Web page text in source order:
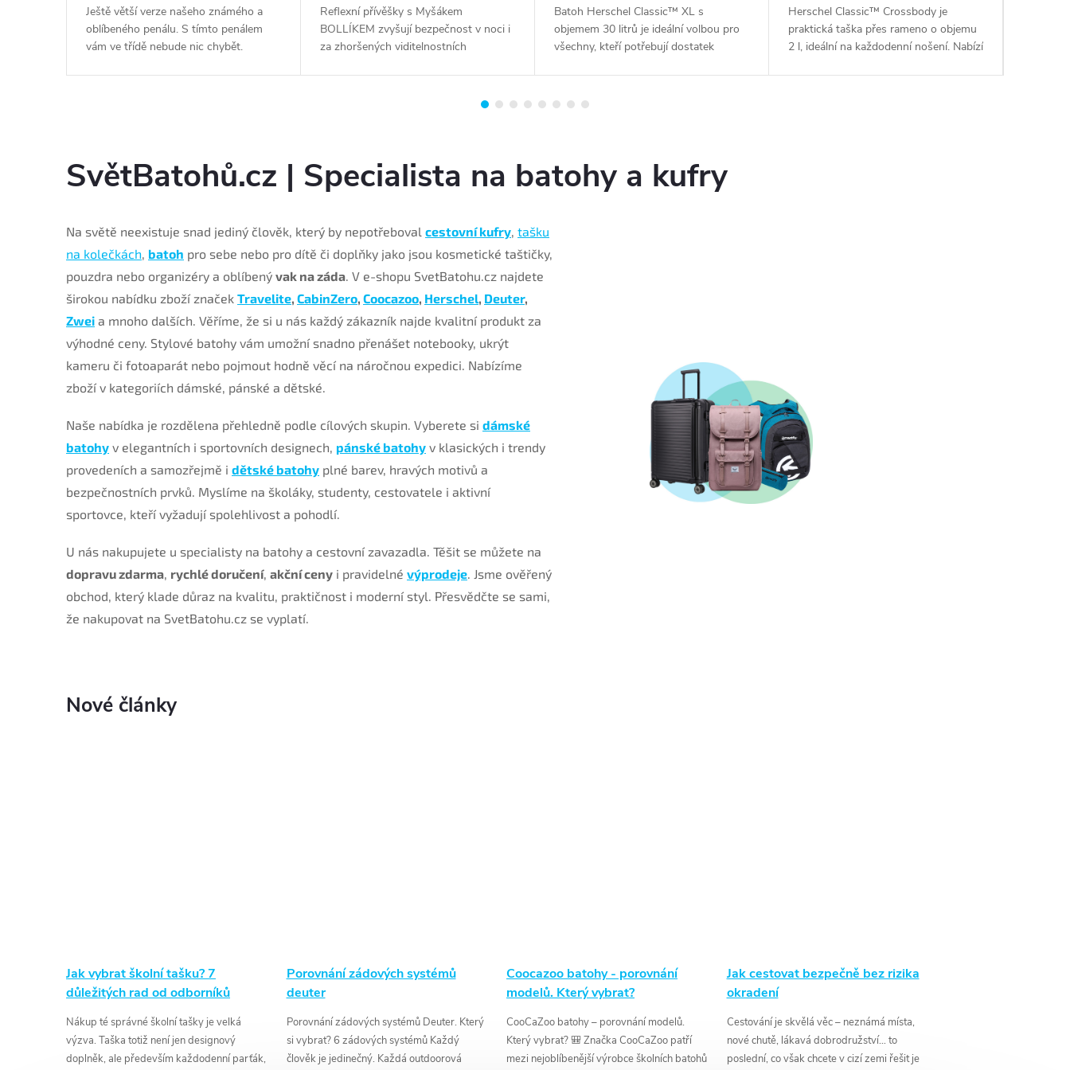
Ještě větší verze našeho známého a
oblíbeného penálu. S tímto penálem
vám ve třídě nebude nic chybět.
Reflexní přívěšky s Myšákem
BOLLÍKEM zvyšují bezpečnost v noci i
za zhoršených viditelnostních
Batoh Herschel Classic™ XL s
objemem 30 litrů je ideální volbou pro
všechny, kteří potřebují dostatek
z 100%...
Herschel Classic™ Crossbody je
praktická taška přes rameno o objemu
2 l, ideální na každodenní nošení. Nabízí
SvětBatohů.cz | Specialista na batohy a kufry
Na světě neexistuje snad jediný člověk, který by nepotřeboval cestovní kufry, tašku
na kolečkách, batoh pro sebe nebo pro dítě či doplňky jako jsou kosmetické taštičky,
pouzdra nebo organizéry a oblíbený vak na záda. V e-shopu SvetBatohu.cz najdete
širokou nabídku zboží značek Travelite, CabinZero, Coocazoo, Herschel, Deuter,
Zwei a mnoho dalších. Věříme, že si u nás každý zákazník najde kvalitní produkt za
výhodné ceny. Stylové batohy vám umožní snadno přenášet notebooky, ukrýt
kameru či fotoaparát nebo pojmout hodně věcí na náročnou expedici. Nabízíme
zboží v kategoriích dámské, pánské a dětské.
Naše nabídka je rozdělena přehledně podle cílových skupin. Vyberete si dámské
batohy v elegantních i sportovních designech, pánské batohy v klasických i trendy
provedeních a samozřejmě i dětské batohy plné barev, hravých motivů a
bezpečnostních prvků. Myslíme na školáky, studenty, cestovatele i aktivní
sportovce, kteří vyžadují spolehlivost a pohodlí.
U nás nakupujete u specialisty na batohy a cestovní zavazadla. Těšit se můžete na
dopravu zdarma, rychlé doručení, akční ceny i pravidelné výprodeje. Jsme ověřený
obchod, který klade důraz na kvalitu, praktičnost i moderní styl. Přesvědčte se sami,
že nakupovat na SvetBatohu.cz se vyplatí.
Nové články
Jak vybrat školní tašku? 7
důležitých rad od odborníků
Nákup té správné školní tašky je velká
výzva. Taška totiž není jen designový
doplněk, ale především každodenní parťák,
Porovnání zádových systémů
deuter
Porovnání zádových systémů Deuter. Který
si vybrat? 6 zádových systémů Každý
člověk je jedinečný. Každá outdoorová
Coocazoo batohy - porovnání
modelů. Který vybrat?
CooCaZoo batohy – porovnání modelů.
Který vybrat? 🎒 Značka CooCaZoo patří
mezi nejoblíbenější výrobce školních batohů
Jak cestovat bezpečně bez rizika
okradení
Cestování je skvělá věc – neznámá místa,
nové chutě, lákavá dobrodružství… to
poslední, co však chcete v cizí zemi řešit je